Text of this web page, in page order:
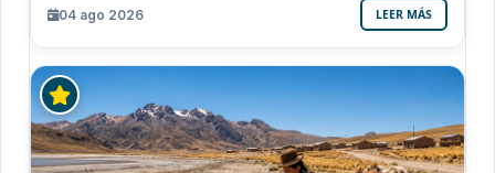
04 ago 2026 LEER MÁS